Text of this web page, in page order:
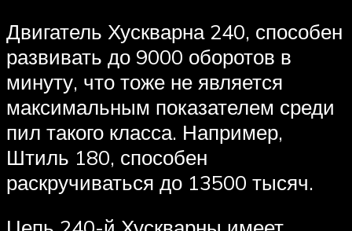
Двигатель Хускварна 240, способен
развивать до 9000 оборотов в
минуту, что тоже не является
максимальным показателем среди
пил такого класса. Например,
Штиль 180, способен
раскручиваться до 13500 тысяч.